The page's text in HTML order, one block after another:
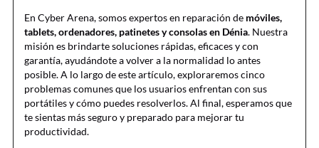
En Cyber Arena, somos expertos en reparación de móviles,
tablets, ordenadores, patinetes y consolas en Dénia. Nuestra
misión es brindarte soluciones rápidas, eficaces y con
garantía, ayudándote a volver a la normalidad lo antes
posible. A lo largo de este artículo, exploraremos cinco
problemas comunes que los usuarios enfrentan con sus
portátiles y cómo puedes resolverlos. Al final, esperamos que
te sientas más seguro y preparado para mejorar tu
productividad.